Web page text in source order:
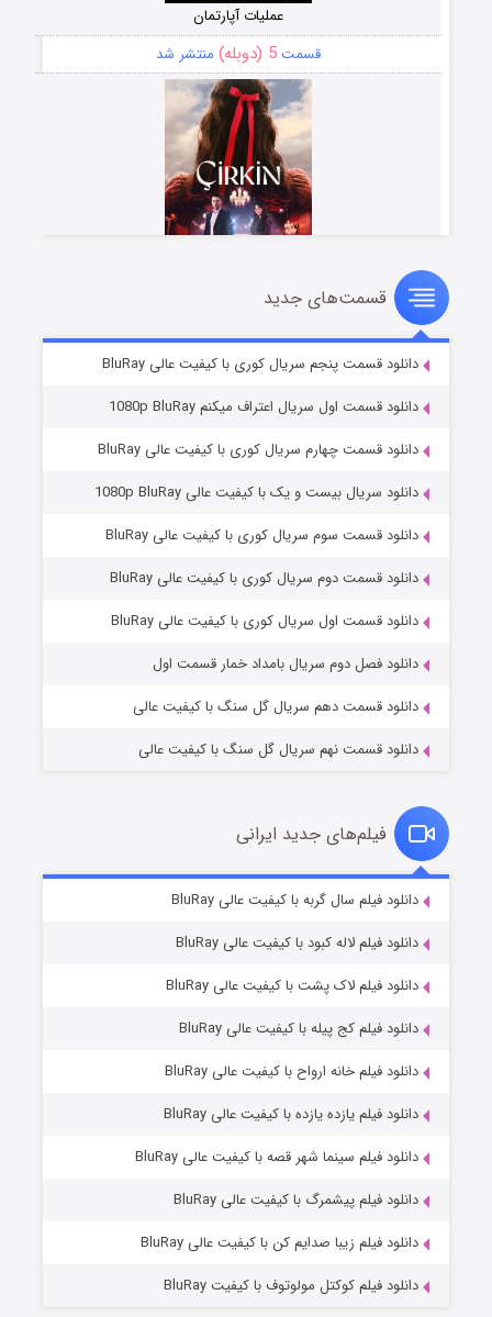
عملیات آپارتمان
قسمت5 (دوبله) منتشر شد
سریال زشت
قسمت2 (زیرنویس) منتشر شد
مردگان متحرک: شهر مرده ۳
قسمت2 (زیرنویس) منتشر شد
قسمت7 (زیرنویس) منتشر شد
قسمت‌های جدید
دانلود قسمت پنجم سریال کوری با کیفیت عالی BluRay
دانلود قسمت اول سریال اعتراف میکنم 1080p BluRay
دانلود قسمت چهارم سریال کوری با کیفیت عالی BluRay
دانلود سریال بیست و یک با کیفیت عالی 1080p BluRay
دانلود قسمت سوم سریال کوری با کیفیت عالی BluRay
دانلود قسمت دوم سریال کوری با کیفیت عالی BluRay
دانلود قسمت اول سریال کوری با کیفیت عالی BluRay
دانلود فصل دوم سریال بامداد خمار قسمت اول
دانلود قسمت دهم سریال گل سنگ با کیفیت عالی
دانلود قسمت نهم سریال گل سنگ با کیفیت عالی
فیلم‌های جدید ایرانی
دانلود فیلم سال گربه با کیفیت عالی BluRay
دانلود فیلم لاله کبود با کیفیت عالی BluRay
دانلود فیلم لاک پشت با کیفیت عالی BluRay
دانلود فیلم کج‌ پیله با کیفیت عالی BluRay
دانلود فیلم خانه ارواح با کیفیت عالی BluRay
دانلود فیلم یازده یازده با کیفیت عالی BluRay
دانلود فیلم سینما شهر قصه با کیفیت عالی BluRay
دانلود فیلم پیشمرگ با کیفیت عالی BluRay
دانلود فیلم زیبا صدایم کن با کیفیت عالی BluRay
دانلود فیلم کوکتل مولوتوف با کیفیت BluRay